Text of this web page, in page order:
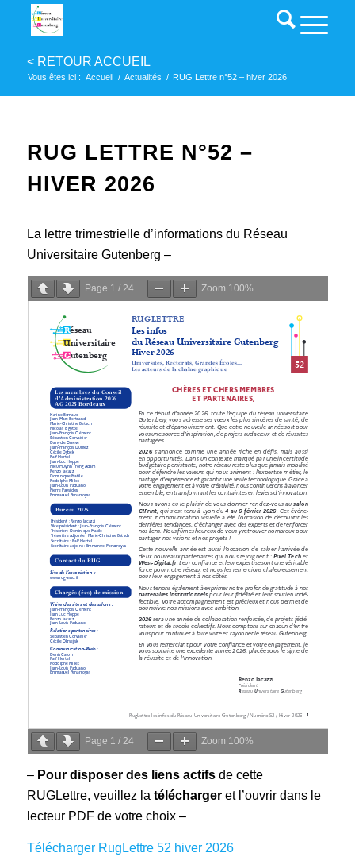
Vous êtes ici : Accueil / Actualités / RUG Lettre n°52 – hiver 2026
RUG LETTRE N°52 –
HIVER 2026
La lettre trimestrielle d’informations du Réseau
Universitaire Gutenberg –
Page 1 / 24 Zoom 100%
Page 1 / 24 Zoom 100%
– Pour disposer des liens actifsde cette
RUGLettre, veuillez la téléchargeret l’ouvrir dans le
lecteur PDF de votre choix –
Télécharger RugLettre 52 hiver 2026